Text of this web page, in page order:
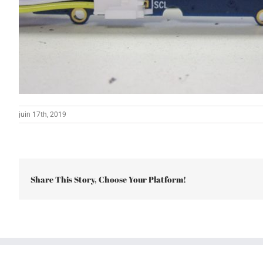
juin 17th, 2019
Share This Story, Choose Your Platform!